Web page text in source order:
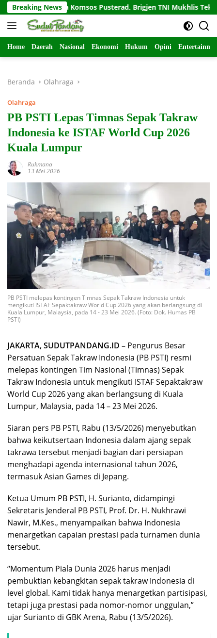
Langsung
ke
konten
Breaking News
Salam Sapa Komsos Pusterad, Brigjen TNI Mukhlis Tekankan
Home Daerah Nasional Ekonomi Hukum Opini
Beranda Olahraga
Olahraga
PB PSTI Lepas Timnas Sepak Takraw
Indonesia ke ISTAF World Cup 2026
Kuala Lumpur
Rukmana
13 Mei 2026
PB PSTI melepas kontingen Timnas Sepak Takraw Indonesia untuk
mengikuti ISTAF Sepaktakraw World Cup 2026 yang akan berlangsung di
Kuala Lumpur, Malaysia, pada 14 - 23 Mei 2026. (Foto: Dok. Humas PB
PSTI)
JAKARTA, SUDUTPANDANG.ID – Pengurus Besar
Persatuan Sepak Takraw Indonesia (PB PSTI) resmi
melepas kontingen Tim Nasional (Timnas) Sepak
Takraw Indonesia untuk mengikuti ISTAF Sepaktakraw
World Cup 2026 yang akan berlangsung di Kuala
Lumpur, Malaysia, pada 14 – 23 Mei 2026.
Siaran pers PB PSTI, Rabu (13/5/2026) menyebutkan
bahwa keikutsertaan Indonesia dalam ajang sepak
takrawa tersebut menjadi bagian dari persiapan
menghadapi agenda internasional tahun 2026,
termasuk Asian Games di Jepang.
Ketua Umum PB PSTI, H. Surianto, didampingi
Sekretaris Jenderal PB PSTI, Prof. Dr. H. Nukhrawi
Nawir, M.Kes., menyampaikan bahwa Indonesia
menargetkan capaian prestasi pada turnamen dunia
tersebut.
“Momentum Piala Dunia 2026 harus menjadi
pembuktian kebangkitan sepak takraw Indonesia di
level global. Kami tidak hanya menargetkan partisipasi,
tetapi juga prestasi pada nomor-nomor unggulan,”
ujar Surianto di GBK Arena, Rabu (13/5/2026).